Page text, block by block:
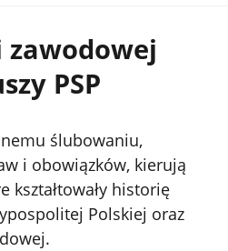
PSP
ślubowaniu,
i obowiązków, kierują
kształtowały historię
Polskiej oraz